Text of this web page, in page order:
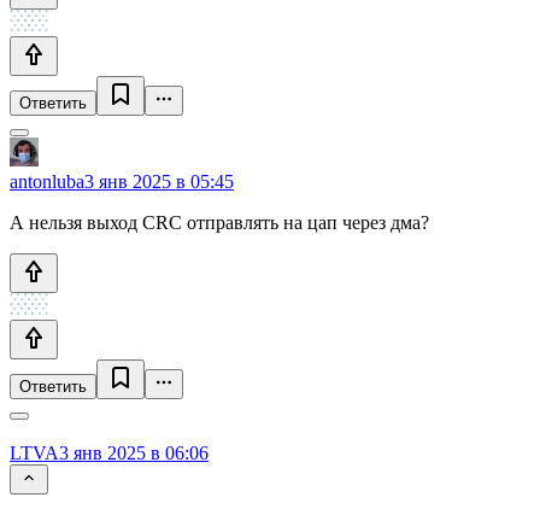
Ответить
antonluba3 янв 2025 в 05:45
А нельзя выход CRC отправлять на цап через дма?
Ответить
LTVA3 янв 2025 в 06:06